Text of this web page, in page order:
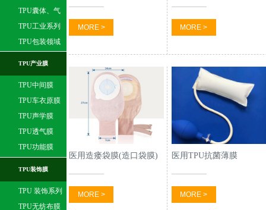
TPU囊体、气
球膜
TPU工业系列
TPU包装领域
TPU产业膜
TPU中间膜
TPU车衣原膜
TPU声学膜
TPU透气膜
TPU功能膜
TPU装饰膜
TPU 装饰系列
TPU无纺布膜
MORE > MORE >
医用造瘘袋膜(造口袋膜)
MORE >
医用TPU抗菌薄膜
MORE >